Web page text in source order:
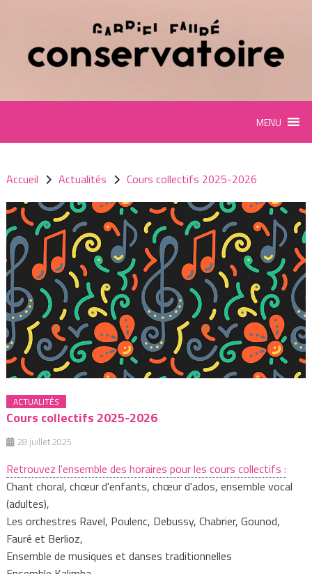
MENU
Accueil Actualités Cours collectifs 2025-2026
ACTUALITÉS
Cours collectifs 2025-2026
28 juillet 2025
Retrouvez l'ensemble des horaires pour les cours collectifs :
Chant choral, chœur d'enfants, chœur d'ados, ensemble vocal
(adultes),
Les orchestres Ravel, Poulenc, Debussy, Chabrier, Gounod,
Fauré et Berlioz,
Ensemble de musiques et danses traditionnelles